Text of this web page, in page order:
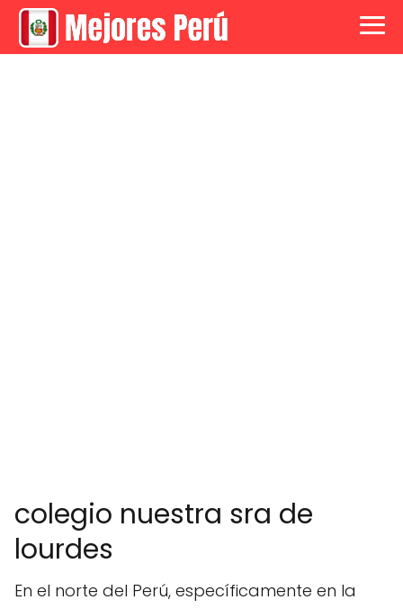
colegio nuestra sra de
lourdes
En el norte del Perú, específicamente en la